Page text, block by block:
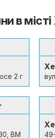
в
2 г
ВМ
49-